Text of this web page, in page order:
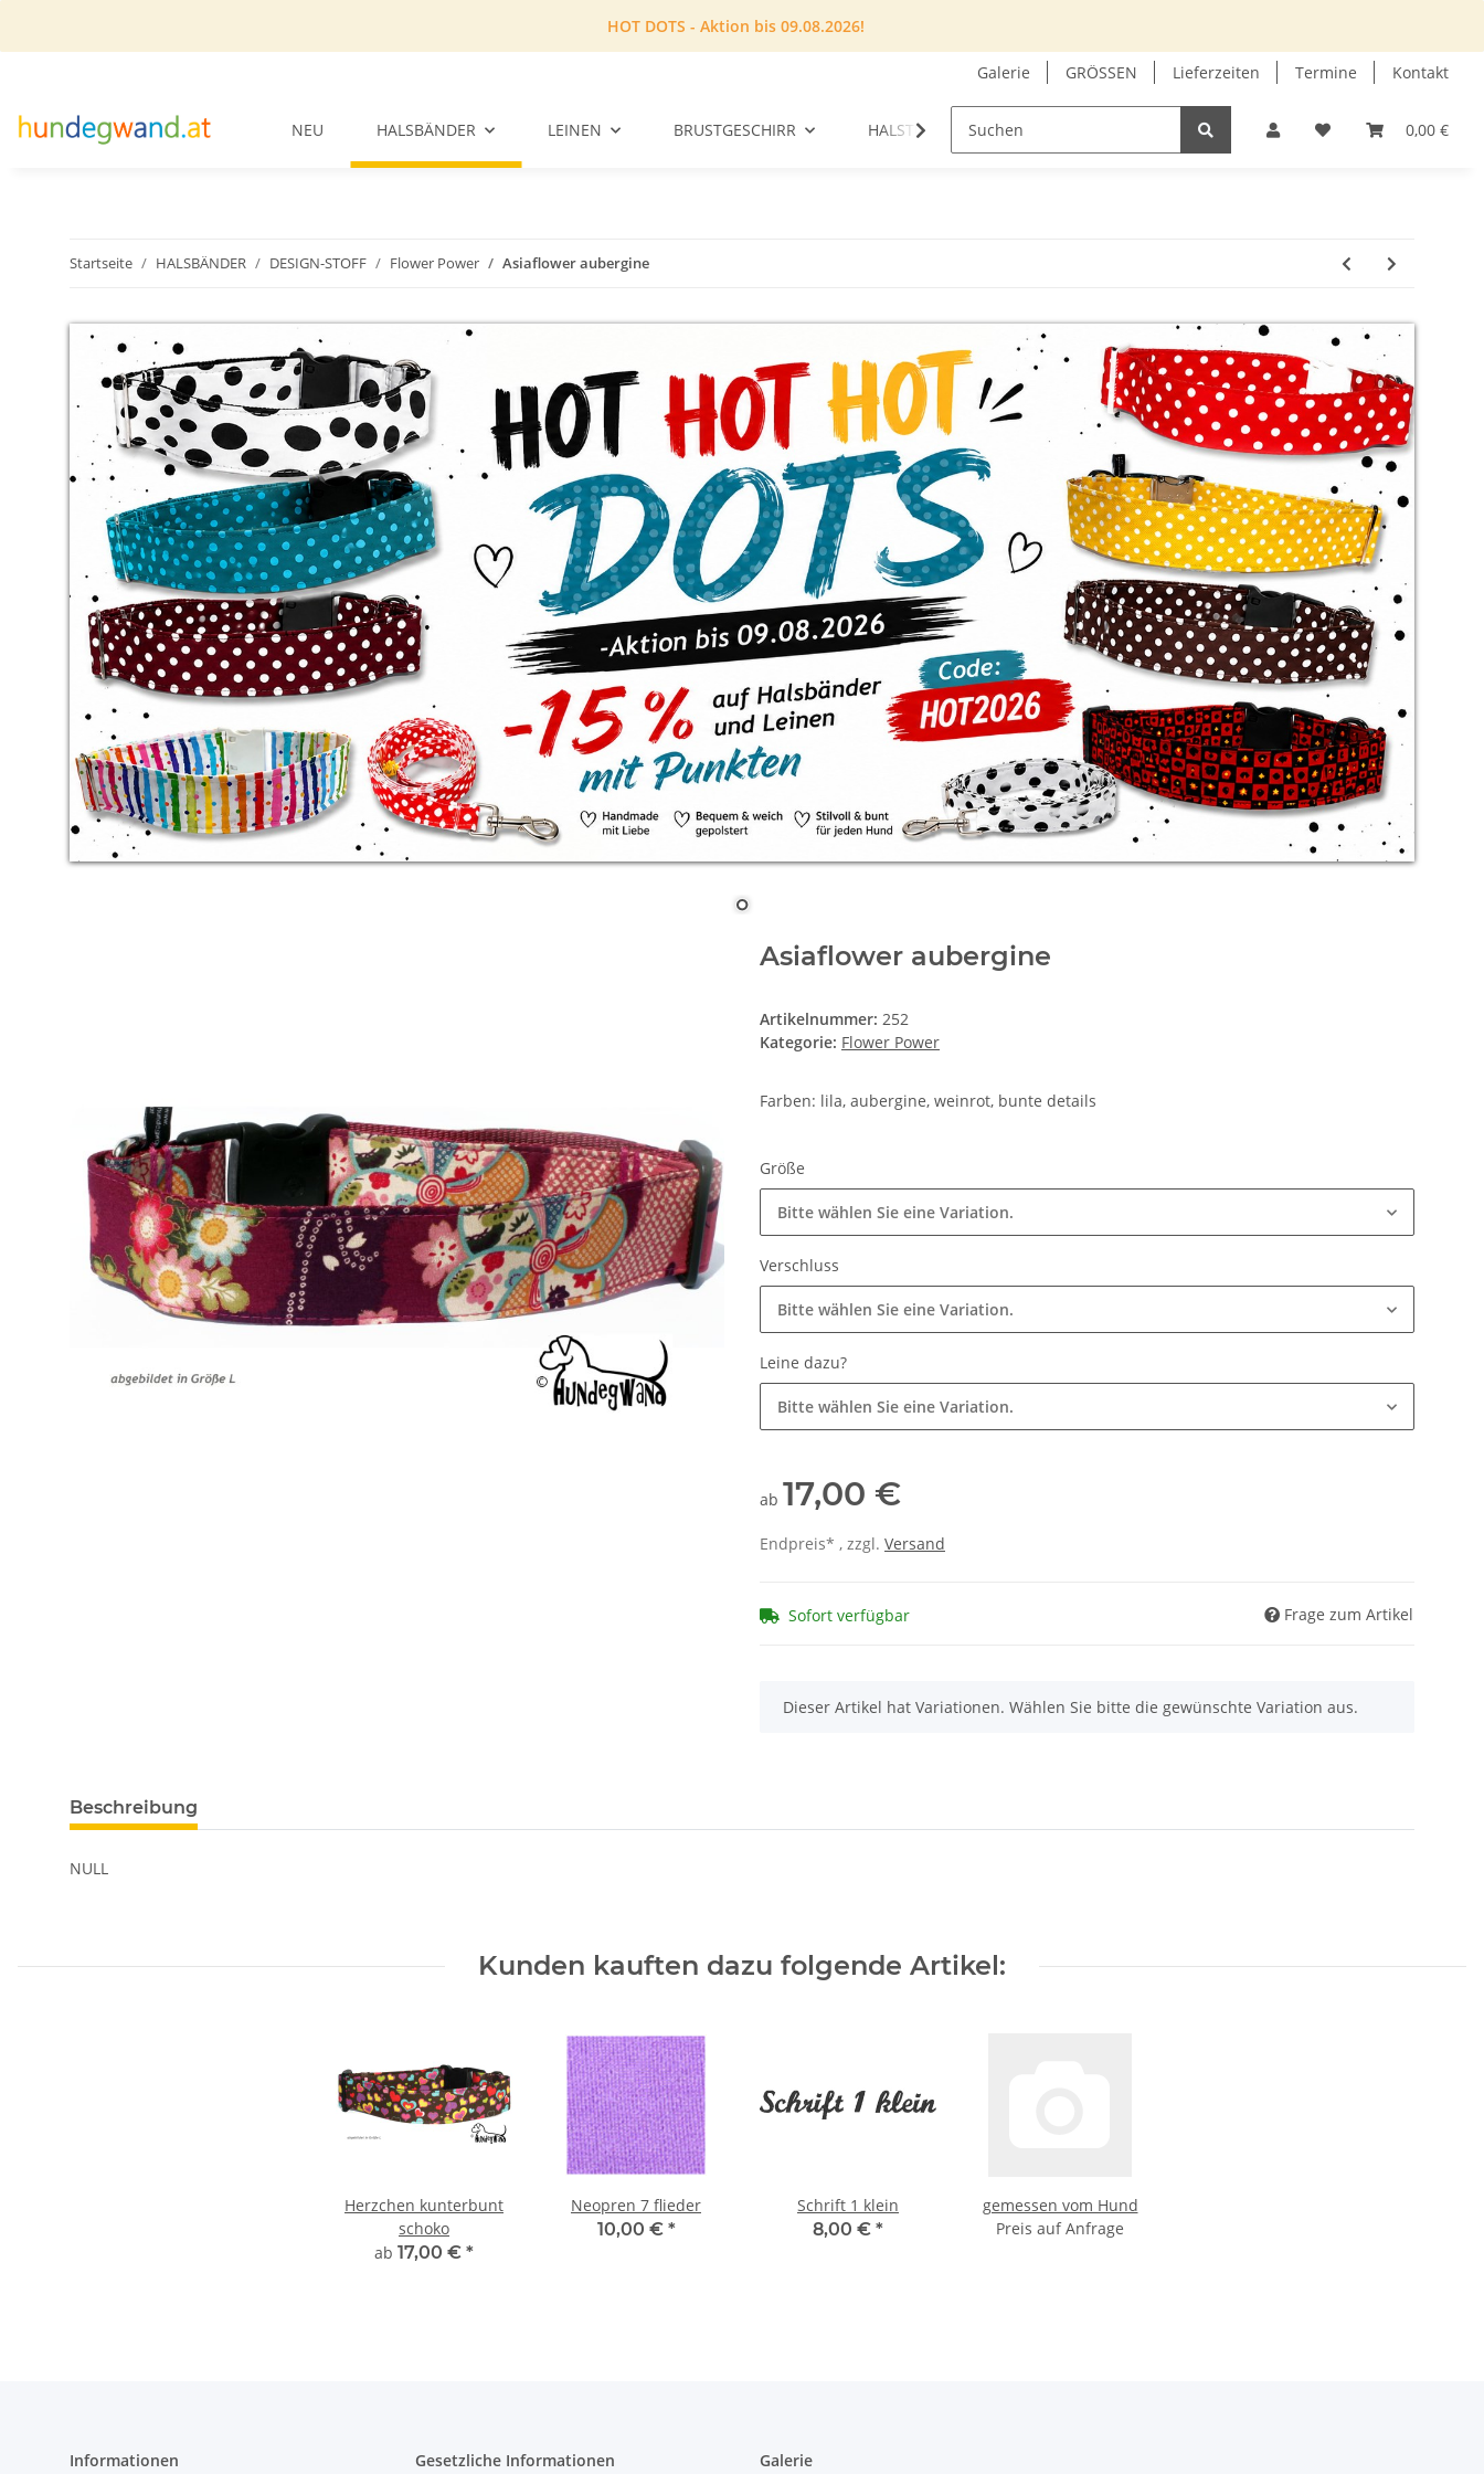
HOT DOTS - Aktion bis 09.08.2026!
Galerie GRÖSSEN Lieferzeiten Termine Kontakt
0,00 €
NEU HALSBÄNDER LEINEN BRUSTGESCHIRR HALSTUCH GUTSCHEIN INFOECKE
Startseite HALSBÄNDER DESIGN-STOFF Flower Power Asiaflower aubergine
Asiaflower aubergine
Artikelnummer: 252
Kategorie: Flower Power
Farben: lila, aubergine, weinrot, bunte details
Größe
Bitte wählen Sie eine Variation.
Verschluss
Bitte wählen Sie eine Variation.
Leine dazu?
Bitte wählen Sie eine Variation.
ab 17,00 €
Endpreis* , zzgl. Versand
Sofort verfügbar Frage zum Artikel
x
Dieser Artikel hat Variationen. Wählen Sie bitte die gewünschte Variation aus.
Beschreibung
NULL
Kunden kauften dazu folgende Artikel:
Herzchen kunterbunt
schoko
ab 17,00 € *
Neopren 7 flieder
10,00 € *
Schrift 1 klein
8,00 € *
gemessen vom Hund
Preis auf Anfrage
Informationen Gesetzliche Informationen Galerie